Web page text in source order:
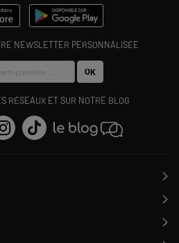
NEWSLETTER PERSONNALISÉE
OK
RÉSEAUX ET SUR NOTRE BLOG